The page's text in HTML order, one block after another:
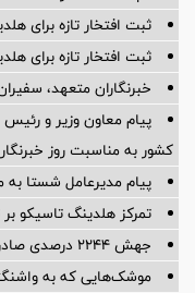
ثبت افتخار تازه برای
ثبت افتخار تازه برای
خبرنگاران متعهد،
پیام معاون وزیر و
کشور به مناسبت روز خبرنگار
پیام مدیرعامل شستا به
تمرکز هلدینگ تاسیکو
جهش ۲۲۴۴ درصدی صادرات شرکت کربن ایران
موشک‌هایی که به